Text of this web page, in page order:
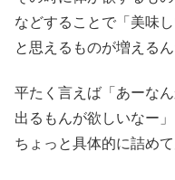
などすることで「美味
と思えるものが増える
平たく言えば「あーな
出るもんが欲しいなー
ちょっと具体的に詰め